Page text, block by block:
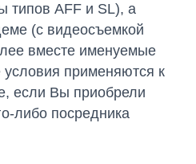
типов AFF и SL), а
(с видеосъемкой
вместе именуемые
применяются к
если Вы приобрели
либо посредника